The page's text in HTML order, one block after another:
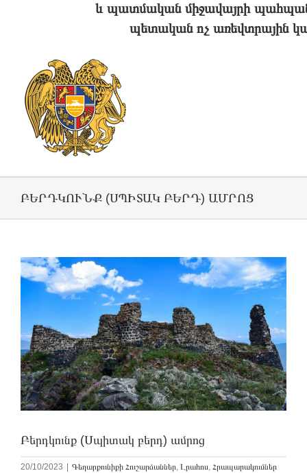
և պատմական միջավայրի
պետական ոչ առեվտրային
ԲԵՐԴԿՈՒՆՔ (ՍՊԻՏԱԿ ԲԵՐԴ) ԱՄՐՈՑ
View
Larger
Բերդկունք (Սպիտակ բերդ) ամրոց
20/10/2023 | Գեղարքունիքի Հուշարձաններ Լրահոս Հրապարակումներ